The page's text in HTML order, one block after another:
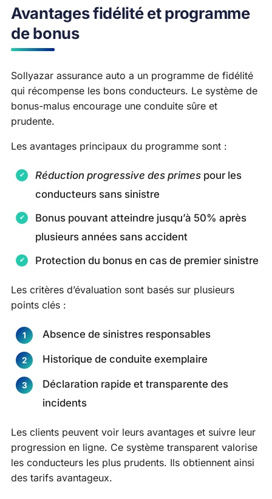
Avantages fidélité et programme
de bonus
Sollyazar assurance auto a un programme de fidélité
qui récompense les bons conducteurs. Le système de
bonus-malus encourage une conduite sûre et
prudente.
Les avantages principaux du programme sont :
Réduction progressive des primes pour les
conducteurs sans sinistre
Bonus pouvant atteindre jusqu’à 50% après
plusieurs années sans accident
Protection du bonus en cas de premier sinistre
Les critères d’évaluation sont basés sur plusieurs
points clés :
Absence de sinistres responsables
Historique de conduite exemplaire
Déclaration rapide et transparente des
incidents
Les clients peuvent voir leurs avantages et suivre leur
progression en ligne. Ce système transparent valorise
les conducteurs les plus prudents. Ils obtiennent ainsi
des tarifs avantageux.